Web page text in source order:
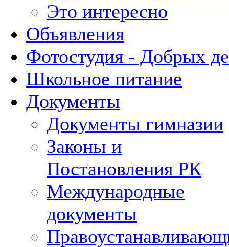
Это интересно
Объявления
Фотостудия - Добрых
Школьное питание
Документы
Документы гимназии
Законы и
Постановления РК
Международные
документы